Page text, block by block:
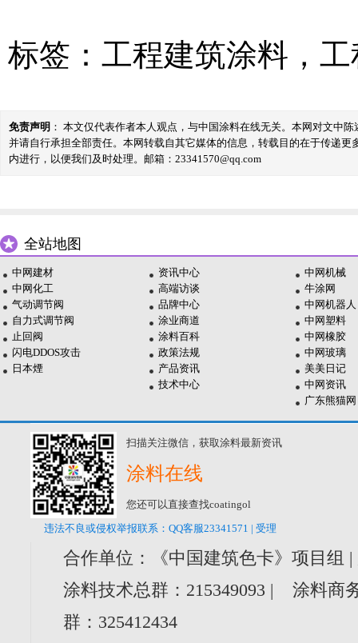
标签： 工程建筑涂料 ， 工
免责声明 ： 本文仅代表作者本人观点，与中国涂料在线无关。本网对文中
并请自行承担全部责任。本网转载自其它媒体的信息，转载目的在于传递
内进行，以便我们及时处理。邮箱：23341570@qq.com
全站地图
中网建材
中网化工
气动调节阀
自力式调节阀
止回阀
闪电DDOS攻击
日本煙
资讯中心
高端访谈
品牌中心
涂业商道
涂料百科
政策法规
产品资讯
技术中心
中网机械
牛涂网
中网机器人
中网塑料
中网橡胶
中网玻璃
美美日记
中网资讯
广东熊猫网
扫描关注微信，获取涂料最新资讯
涂料在线
您还可以直接查找coatingol
违法不良或侵权举报联系：QQ客服23341571 | 受理
合作单位：《中国建筑色卡》项目组
涂料技术总群：215349093 | 涂料商
群：325412434